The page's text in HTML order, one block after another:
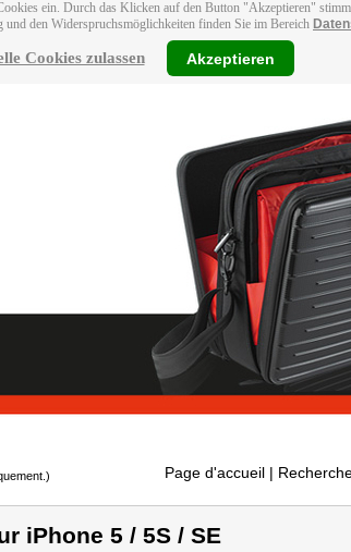
ein. Durch das Klicken auf den Button "Akzeptieren"
den Widerspruchsmöglichkeiten finden Sie im Bereich
Cookies zulassen Akzeptieren
Page d'accueil |
iPhone 5 / 5S / SE